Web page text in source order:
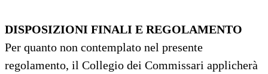
DISPOSIZIONI FINALI E REGOLAMENTO
Per quanto non contemplato nel presente
regolamento, il Collegio dei Commissari applicherà